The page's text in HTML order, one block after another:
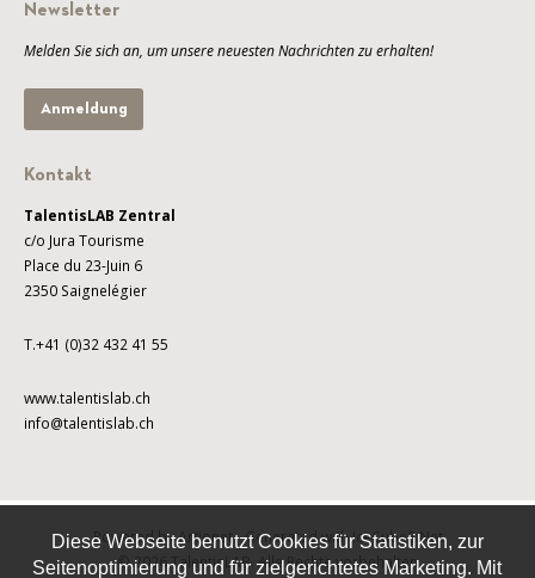
Newsletter
Melden Sie sich an, um unsere neuesten Nachrichten zu erhalten!
Anmeldung
Kontakt
TalentisLAB Zentral
c/o Jura Tourisme
Place du 23-Juin 6
2350 Saignelégier
T.+41 (0)32 432 41 55
www.talentislab.ch
info@talentislab.ch
Powered by Artionet-Generated with IceCube2.Net
© 2026 TalentisLAB. Alle Rechte vorbehalten
Diese Webseite benutzt Cookies für Statistiken, zur
Seitenoptimierung und für zielgerichtetes Marketing. Mit